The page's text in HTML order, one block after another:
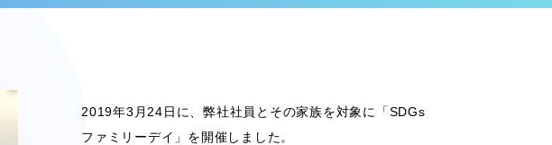
2019年3月24日に、弊社社員とその家族を対象に「SDGs
ファミリーデイ」を開催しました。